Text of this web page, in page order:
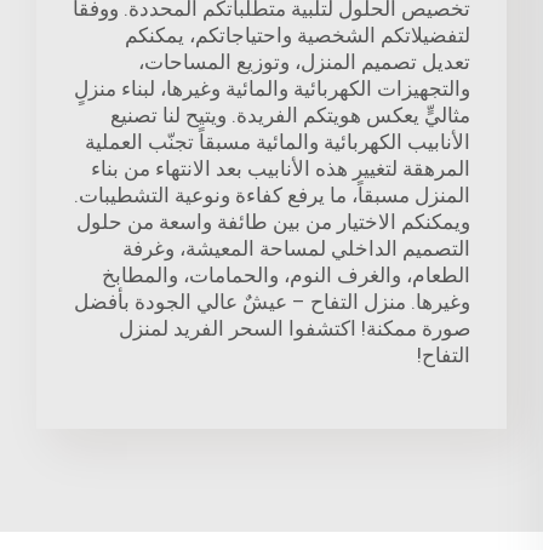
تخصيص الحلول لتلبية متطلباتكم المحددة. ووفقاً
لتفضيلاتكم الشخصية واحتياجاتكم، يمكنكم
تعديل تصميم المنزل، وتوزيع المساحات،
والتجهيزات الكهربائية والمائية وغيرها، لبناء منزلٍ
مثاليٍّ يعكس هويتكم الفريدة. ويتيح لنا تصنيع
الأنابيب الكهربائية والمائية مسبقاً تجنّب العملية
المرهقة لتغيير هذه الأنابيب بعد الانتهاء من بناء
المنزل مسبقاً، ما يرفع كفاءة ونوعية التشطيبات.
ويمكنكم الاختيار من بين طائفة واسعة من حلول
التصميم الداخلي لمساحة المعيشة، وغرفة
الطعام، والغرف النوم، والحمامات، والمطابخ
وغيرها. منزل التفاح – عيشٌ عالي الجودة بأفضل
صورة ممكنة! اكتشفوا السحر الفريد لمنزل
التفاح!